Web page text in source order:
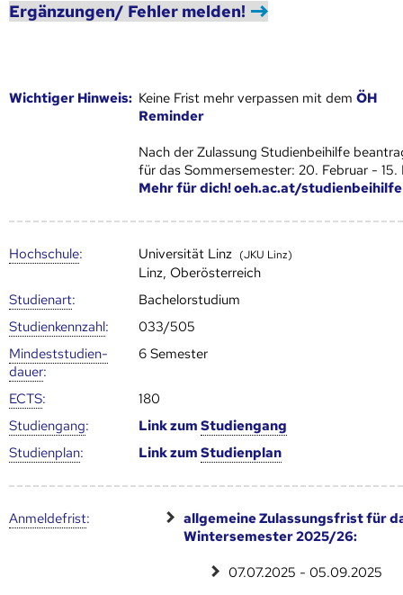
Ergänzungen/ Fehler melden!
Wich­ti­ger Hin­weis: Keine Frist mehr verpassen mit demÖH
Reminder
Nach der Zulassung Studienbeihilfe
für das Sommersemester: 20. Februar - 15.
Mehr für dich! oeh.ac.at/studienbeihilfe
Hoch­schule: Universität Linz (JKU Linz)
Linz, Oberösterreich
Studienart:
Bachelorstudium
Studien­kenn­zahl:
033/505
Mindest­studien­
dauer:
6 Semester
ECTS:
180
Studien­gang: Link zumStudien­gang
Studien­plan: Link zumStudien­plan
Anmelde­frist:
allgemeine Zulassungsfrist für
Wintersemester 2025/26:
07.07.2025 - 05.09.2025